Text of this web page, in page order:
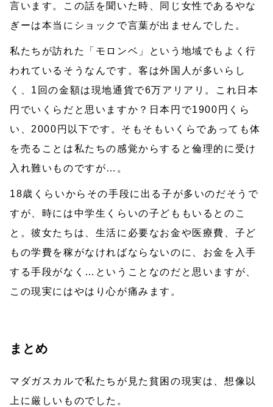
言います。この話を聞いた時、同じ女性であるやな
ぎーは本当にショックで言葉が出ませんでした。
私たちが訪れた「モロンベ」という地域でもよく行
われているそうなんです。客は外国人が多いらし
く、1回の金額は現地通貨で6万アリアリ。これ日本
円でいくらだと思いますか？日本円で1900円くら
い、2000円以下です。そもそもいくらであっても体
を売ることは私たちの感覚からすると倫理的に受け
入れ難いものですが…。
18歳くらいからその手段に出る子が多いのだそうで
すが、時には中学生くらいの子どももいるとのこ
と。彼女たちは、生活に必要なお金や医療費、子ど
もの学費を稼がなければならないのに、お金を入手
する手段がなく…ということなのだと思いますが、
この現実にはやはり心が痛みます。
まとめ
マダガスカルで私たちが見た貧困の現実は、想像以
上に厳しいものでした。